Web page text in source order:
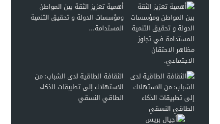
أهمية تعزيز الثقة بين المواطن
ومؤسسات الدولة و تحقيق التنمية
المستدامة...
الثقافة الطاقية لدى الشباب: من
الاستهلاك إلى تطبيقات الذكاء
الطاقي النسقي